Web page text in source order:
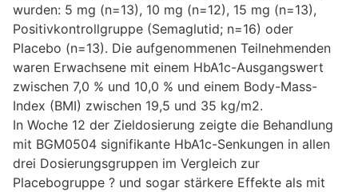
wurden: 5 mg (n=13), 10 mg (n=12), 15 mg (n=13),
Positivkontrollgruppe (Semaglutid; n=16) oder
Placebo (n=13). Die aufgenommenen Teilnehmenden
waren Erwachsene mit einem HbA1c-Ausgangswert
zwischen 7,0 % und 10,0 % und einem Body-Mass-
Index (BMI) zwischen 19,5 und 35 kg/m2.
In Woche 12 der Zieldosierung zeigte die Behandlung
mit BGM0504 signifikante HbA1c-Senkungen in allen
drei Dosierungsgruppen im Vergleich zur
Placebogruppe ? und sogar stärkere Effekte als mit